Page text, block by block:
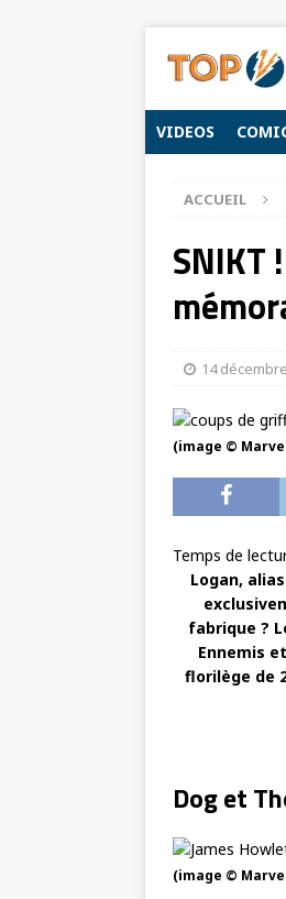
VIDEOS
ACCUEIL
SNIKT
14
(image ©
Temps de
Logan,
fabrique ?
Ennemis
florilège de
Dog et
(image ©